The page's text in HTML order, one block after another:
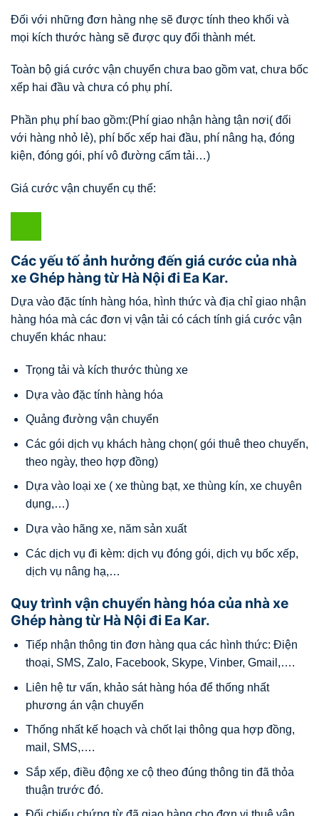
Đối với những đơn hàng nhẹ sẽ được tính theo khối và
mọi kích thước hàng sẽ được quy đổi thành mét.
Toàn bộ giá cước vận chuyển chưa bao gồm vat, chưa bốc
xếp hai đầu và chưa có phụ phí.
Phần phụ phí bao gồm:(Phí giao nhận hàng tận nơi( đối
với hàng nhỏ lẻ), phí bốc xếp hai đầu, phí nâng hạ, đóng
kiện, đóng gói, phí vô đường cấm tải…)
Giá cước vận chuyển cụ thể:
Các yếu tố ảnh hưởng đến giá cước của nhà
xe Ghép hàng từ Hà Nội đi Ea Kar.
Dựa vào đặc tính hàng hóa, hình thức và địa chỉ giao nhận
hàng hóa mà các đơn vị vận tải có cách tính giá cước vận
chuyển khác nhau:
Trọng tải và kích thước thùng xe
Dựa vào đặc tính hàng hóa
Quảng đường vận chuyển
Các gói dịch vụ khách hàng chọn( gói thuê theo chuyến,
theo ngày, theo hợp đồng)
Dựa vào loại xe ( xe thùng bạt, xe thùng kín, xe chuyên
dụng,…)
Dựa vào hãng xe, năm sản xuất
Các dịch vụ đi kèm: dịch vụ đóng gói, dịch vụ bốc xếp,
dịch vụ nâng hạ,…
Quy trình vận chuyển hàng hóa của nhà xe
Ghép hàng từ Hà Nội đi Ea Kar.
Tiếp nhận thông tin đơn hàng qua các hình thức: Điện
thoại, SMS, Zalo, Facebook, Skype, Vinber, Gmail,….
Liên hệ tư vấn, khảo sát hàng hóa để thống nhất
phương án vận chuyển
Thống nhất kế hoạch và chốt lại thông qua hợp đồng,
mail, SMS,….
Sắp xếp, điều động xe cộ theo đúng thông tin đã thỏa
thuận trước đó.